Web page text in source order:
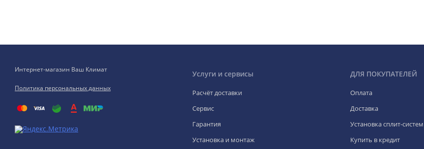
Интернет-магазин Ваш Климат
Политика персональных данных
Услуги и сервисы
Расчёт доставки
Сервис
Гарантия
Установка и монтаж
ДЛЯ ПОКУПАТЕЛЕЙ
Оплата
Доставка
Установка сплит-систем
Купить в кредит